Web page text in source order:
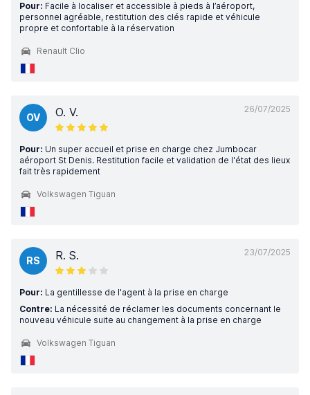
Pour: Facile à localiser et accessible à pieds à l’aéroport,
personnel agréable, restitution des clés rapide et véhicule
propre et confortable à la réservation
Renault Clio
26/07/2025
OV O. V.
Pour: Un super accueil et prise en charge chez Jumbocar
aéroport St Denis. Restitution facile et validation de l'état des lieux
fait très rapidement
Volkswagen Tiguan
23/07/2025
RS R. S.
Pour: La gentillesse de l'agent à la prise en charge
Contre: La nécessité de réclamer les documents concernant le
nouveau véhicule suite au changement à la prise en charge
Volkswagen Tiguan